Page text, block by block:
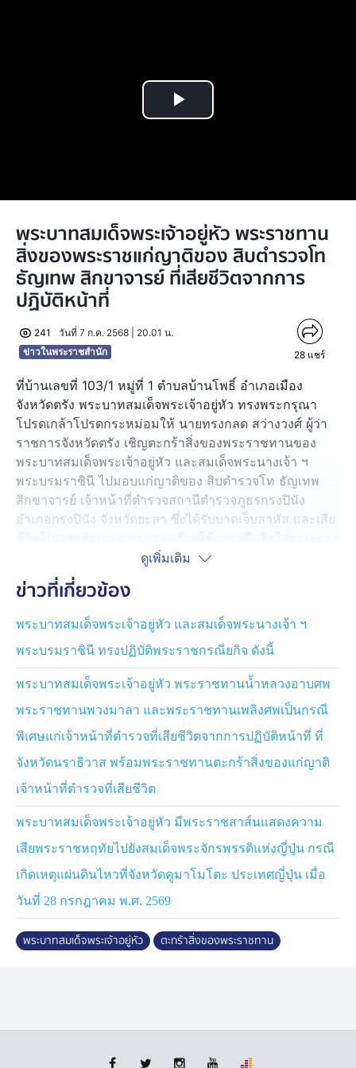
Play
พระบาทสมเด็จพระเจ้าอยู่หัว พระราชทาน
สิ่งของพระราชแก่ญาติของ สิบตำรวจโท
ธัญเทพ สิกขาจารย์ ที่เสียชีวิตจากการ
ปฏิบัติหน้าที่
241
วันที่ 7 ก.ค. 2568 | 20.01 น.
ข่าวในพระราชสำนัก
28 แชร์
ที่บ้านเลขที่ 103/1 หมู่ที่ 1 ตำบลบ้านโพธิ์ อำเภอเมือง
จังหวัดตรัง พระบาทสมเด็จพระเจ้าอยู่หัว ทรงพระกรุณา
โปรดเกล้าโปรดกระหม่อมให้ นายทรงกลด สว่างวงศ์ ผู้ว่า
ราชการจังหวัดตรัง เชิญตะกร้าสิ่งของพระราชทานของ
พระบาทสมเด็จพระเจ้าอยู่หัว และสมเด็จพระนางเจ้า ฯ
พระบรมราชินี ไปมอบแก่ญาติของ สิบตำรวจโท ธัญเทพ
สิกขาจารย์ เจ้าหน้าที่ตำรวจสถานีตำรวจภูธรกรงปินัง
อำเภอกรงปินัง จังหวัดยะลา ซึ่งได้รับบาดเจ็บสาหัส และเสีย
ตรวจพื้นที่รับผิดชอบ เหตุเกิดบริเวณหน้าร้านสะดวกซื้อ หมู่
ที่ 7 ตำบลกรงปินัง อำเภอกรงปินัง จังหวัดยะลา เมื่อวันที่ 5
กรกฎาคม 2568 การได้รับพระราชทานพระมหากรุณาใน
ครั้งนี้ ยังความปลื้มปีติและสำนึกในพระมหากรุณาธิคุณแก่
ครอบครัวของ สิบตำรวจโท ธัญเทพ ฯ อย่างหาที่สุดมิได้
ดูเพิ่มเติม
ข่าวที่เกี่ยวข้อง
พระบาทสมเด็จพระเจ้าอยู่หัว และสมเด็จพระนางเจ้า ฯ
พระบรมราชินี ทรงปฏิบัติพระราชกรณียกิจ ดังนี้
พระบาทสมเด็จพระเจ้าอยู่หัว พระราชทานน้ำหลวงอาบศพ
พระราชทานพวงมาลา และพระราชทานเพลิงศพเป็นกรณี
พิเศษแก่เจ้าหน้าที่ตำรวจที่เสียชีวิตจากการปฏิบัติหน้าที่ ที่
จังหวัดนราธิวาส พร้อมพระราชทานตะกร้าสิ่งของแก่ญาติ
เจ้าหน้าที่ตำรวจที่เสียชีวิต
พระบาทสมเด็จพระเจ้าอยู่หัว มีพระราชสาส์นแสดงความ
เสียพระราชหฤทัยไปยังสมเด็จพระจักรพรรดิแห่งญี่ปุ่น กรณี
เกิดเหตุแผ่นดินไหวที่จังหวัดคูมาโมโตะ ประเทศญี่ปุ่น เมื่อ
วันที่ 28 กรกฎาคม พ.ศ. 2569
พระบาทสมเด็จพระเจ้าอยู่หัว ตะกร้าสิ่งของพระราชทาน